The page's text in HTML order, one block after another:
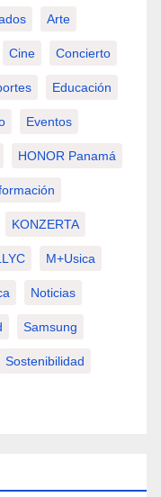
Arte
Cine Concierto
Educación
Eventos
HONOR Panamá
KONZERTA
M+usica
Noticias
Samsung
Sostenibilidad